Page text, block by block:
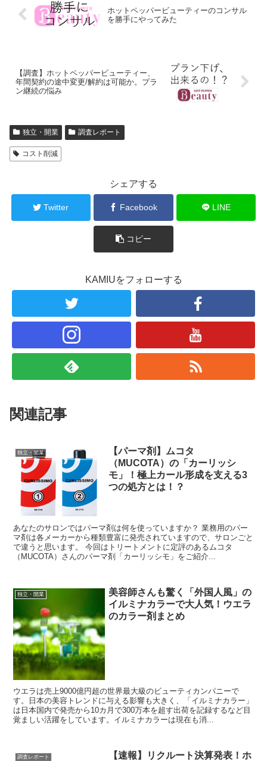
ホットペッパービューティーのコンサル
を勝手にやってみた
【調査】ホットペッパービューティー、
年間契約の途中変更/解約は可能か。プラ
ン継続の悩み
独立・開業 調査レポート
コスト削減
シェアする
Twitter Facebook LINE
コピー
KAMIUをフォローする
関連記事
独立・開業
【パーマ剤】ムコタ
（MUCOTA）の「カーリッシ
モ」！極上カール形成を支える3
つの処方とは！？
あなたのサロンではパーマ剤は何を使っていますか？ 業務用のパー
マ剤は各メーカーから種類豊富に発売されていますので、サロンごと
で違うと思います。 今回はトリートメントに定評のあるムコタ
（MUCOTA）さんのパーマ剤「カーリッシモ」をご紹介...
独立・開業
美容師さんも驚く「外国人風」の
イルミナカラーで大人気！ウエラ
のカラー剤まとめ
ウエラは売上9000億円超の世界最大級のビューティカンパニーで
す。日本の美容トレンドに与える影響も大きく、「イルミナカラー」
は日本国内で発売から10カ月で300万本を超す出荷を記録するなど目
覚ましい活躍をしています。イルミナカラーは現在も消...
調査レポート
【速報】リクルート決算発表！ホ